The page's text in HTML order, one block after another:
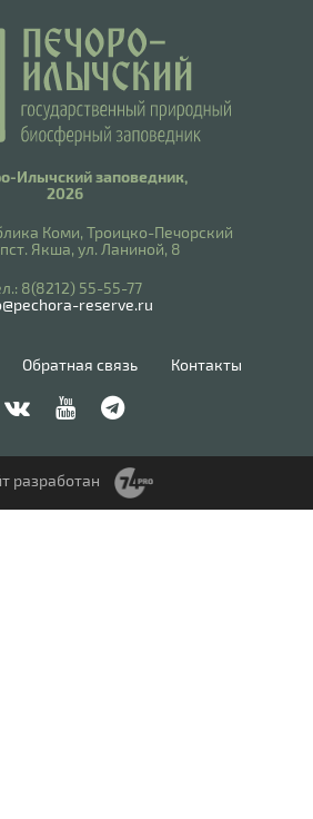
Илычский заповедник,
2026
Коми, Троицко-Печорский
Якша, ул. Ланиной, 8
8(8212) 55-55-77
reserve.ru
Обратная связь Контакты
разработан